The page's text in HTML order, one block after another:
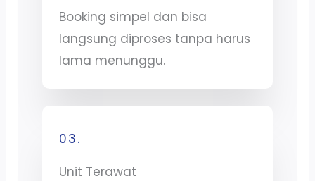
Booking simpel dan bisa
langsung diproses tanpa harus
lama menunggu.
03.
Unit Terawat